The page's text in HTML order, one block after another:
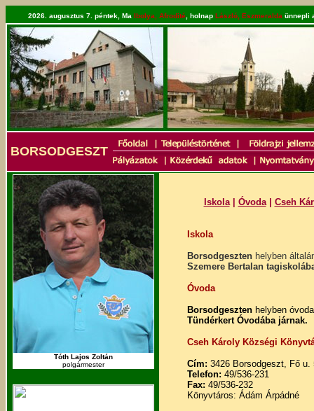
2026. augusztus 7. péntek, Ma Ibolya, Afrodité , holnap László, Eszmeralda ünnepli
BORSODGESZT
Tóth Lajos Zoltán
polgármester
Iskola| Óvoda| Cseh
Iskola
Borsodgeszten helyben
Szemere Bertalan
Óvoda
Borsodgeszten helyben
Tündérkert Óvodába járnak.
Cseh Károly Községi
Cím: 3426 Borsodgeszt, Fő u.
Telefon: 49/536-231
Fax: 49/536-232
Könyvtáros: Ádám Árpádné